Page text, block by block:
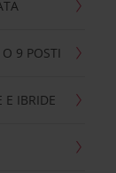
9 POSTI
E IBRIDE